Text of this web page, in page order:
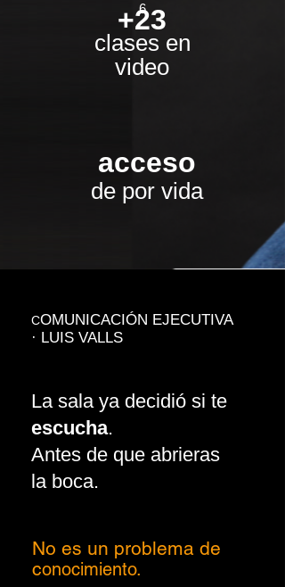
6
+23
clases en
video
acceso
de por vida
COMUNICACIÓN EJECUTIVA
· LUIS VALLS
La sala ya decidió si te
escucha.
Antes de que abrieras
la boca.
No es un problema de
conocimiento.